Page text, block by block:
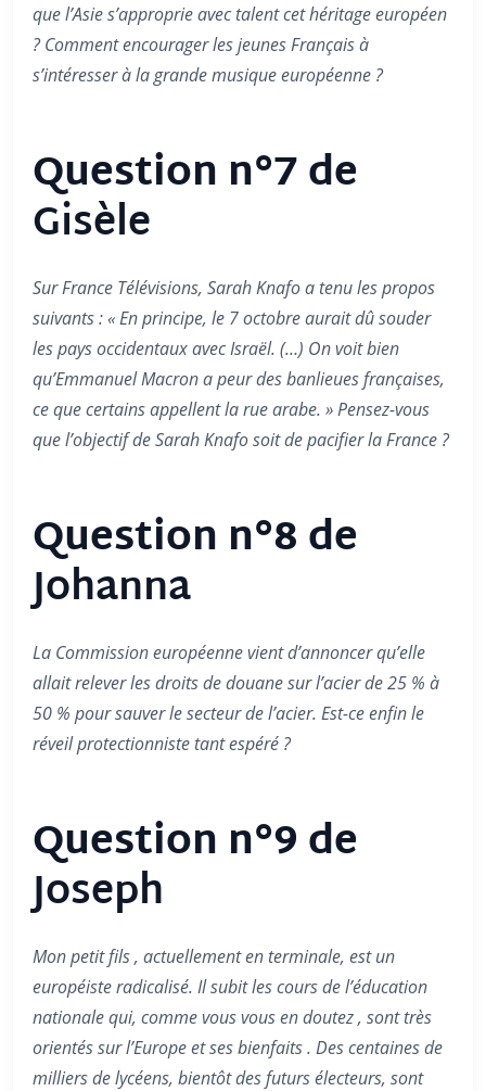
que l’Asie s’approprie avec talent cet héritage européen
? Comment encourager les jeunes Français à
s’intéresser à la grande musique européenne ?
Question n°7 de
Gisèle
Sur France Télévisions, Sarah Knafo a tenu les propos
suivants : « En principe, le 7 octobre aurait dû souder
les pays occidentaux avec Israël. (…) On voit bien
qu’Emmanuel Macron a peur des banlieues françaises,
ce que certains appellent la rue arabe. » Pensez-vous
que l’objectif de Sarah Knafo soit de pacifier la France ?
Question n°8 de
Johanna
La Commission européenne vient d’annoncer qu’elle
allait relever les droits de douane sur l’acier de 25 % à
50 % pour sauver le secteur de l’acier. Est-ce enfin le
réveil protectionniste tant espéré ?
Question n°9 de
Joseph
Mon petit fils , actuellement en terminale, est un
européiste radicalisé. Il subit les cours de l’éducation
nationale qui, comme vous vous en doutez , sont très
orientés sur l’Europe et ses bienfaits . Des centaines de
milliers de lycéens, bientôt des futurs électeurs, sont